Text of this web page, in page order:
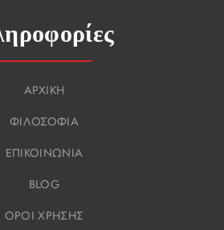
ΑΡΧΙΚΗ
ΦΙΛΟΣΟΦΙΑ
ΕΠΙΚΟΙΝΩΝΙΑ
BLOG
ΟΡΟΙ ΧΡΗΣΗΣ